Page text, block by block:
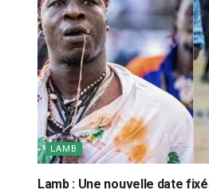
LAMB
Lamb : Une nouvelle date